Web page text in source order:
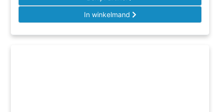
In winkelmand